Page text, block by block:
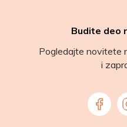
Budite deo
Pogledajte novitete
i